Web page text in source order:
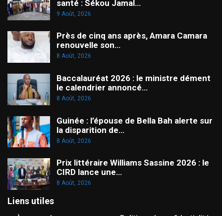
santé : Sékou Jamal…
9 Août, 2026
Près de cinq ans après, Amara Camara
renouvelle son…
8 Août, 2026
Baccalauréat 2026 : le ministre dément
le calendrier annoncé…
8 Août, 2026
Guinée : l’épouse de Bella Bah alerte sur
la disparition de…
8 Août, 2026
Prix littéraire Williams Sassine 2026 : le
CIRD lance une…
8 Août, 2026
Liens utiles